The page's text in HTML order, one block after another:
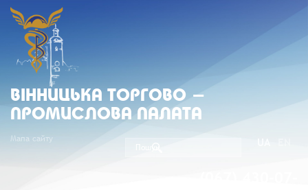
ВIННИЦЬКА ТОРГОВО -
ПРОМИСЛОВА ПАЛАТА
Мапа сайту